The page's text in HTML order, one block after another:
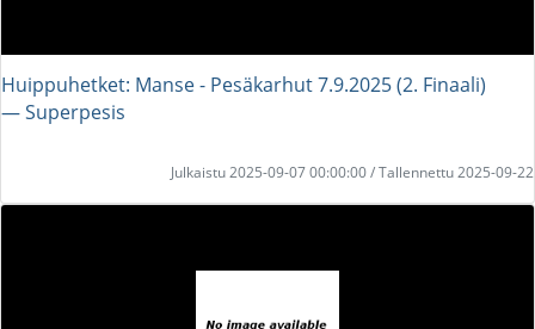
Huippuhetket: Manse - Pesäkarhut 7.9.2025 (2. Finaali)
― Superpesis
Julkaistu 2025-09-07 00:00:00 / Tallennettu 2025-09-22